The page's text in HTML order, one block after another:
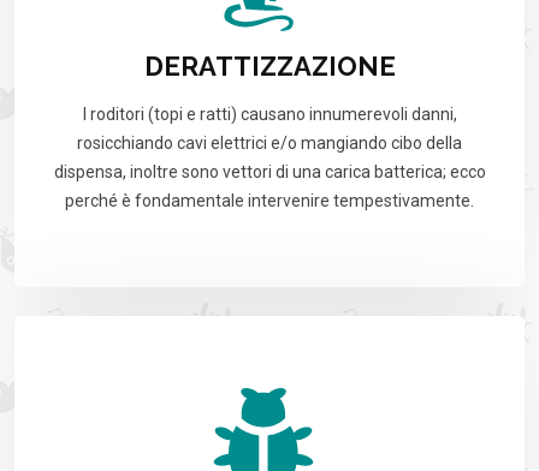
DERATTIZZAZIONE
I roditori (topi e ratti) causano innumerevoli danni,
rosicchiando cavi elettrici e/o mangiando cibo della
dispensa, inoltre sono vettori di una carica batterica; ecco
perché è fondamentale intervenire tempestivamente.